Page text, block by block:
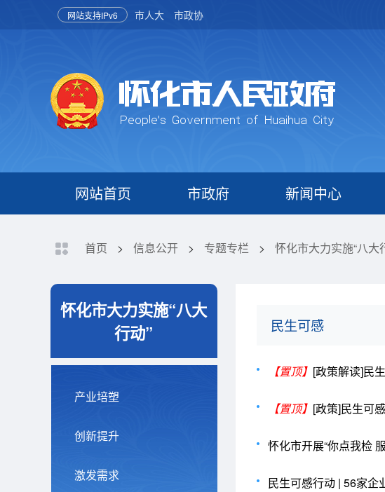
网站支持IPv6 市人大 市政协
网站首页 市政府 新闻中心
首页 > 信息公开 > 专题专栏 > 怀化市大力实施“八大
怀化市大力实施“八大
行动”
产业培塑
创新提升
激发需求
民生可感
【置顶】 [政策解读]民
【置顶】 [政策]民生可
怀化市开展“你点我检